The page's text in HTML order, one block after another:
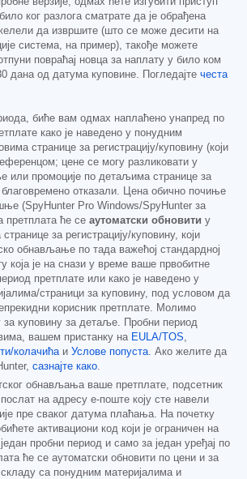
ког разлога сматрате да је обрађена
да извршите (што се може десити на
система, на пример), такође можете
повраћај новца за наплату у било ком
дана од датума куповине. Погледајте честа
биће вам одмах наплаћено унапред по
како је наведено у понудним
странице за регистрацију/куповину (који
цене се могу разликовати у
или промоције по детаљима странице за
благовремено отказали. Цена обично почиње
(SpyHunter Pro Windows/SpyHunter за
ће се аутоматски обновити у
за регистрацију/куповину, који
обнављање по тада важећој стандардној
која је на снази у време ваше првобитне
претплате или како је наведено у
страници за куповину, под условом да
корисник претплате. Молимо
за куповину за детаље. Пробни период
вашем пристанку на EULA/TOS,
колачићаи Услове попуста. Ако желите да
сазнајте како.
обнављања ваше претплате, подсетник
на адресу е-поште коју сте навели
пре сваког датума плаћања. На почетку
активациони код који је ограничен на
пробни период и само за један уређај по
ће се аутоматски обновити по цени и за
са понудним материјалима и